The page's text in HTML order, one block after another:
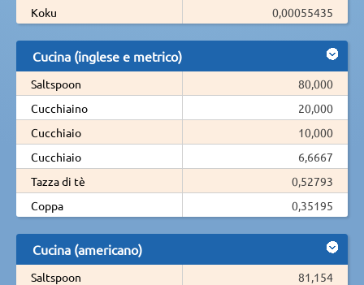
Koku
0,00055435
Cucina (inglese e metrico)
Saltspoon
80,000
Cucchiaino
20,000
Cucchiaio
10,000
Cucchiaio
6,6667
Tazza di tè
0,52793
Coppa
0,35195
Cucina (americano)
Saltspoon
81,154